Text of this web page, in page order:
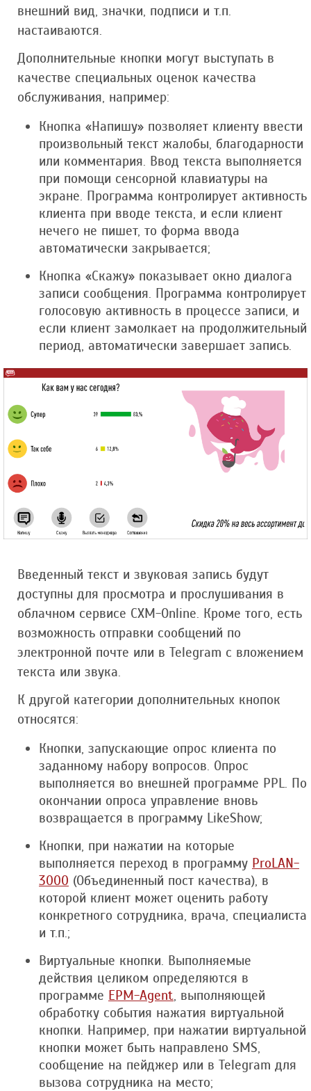
внешний вид, значки, подписи и т.п.
настаиваются.
Дополнительные кнопки могут выступать в
качестве специальных оценок качества
обслуживания, например:
Кнопка «Напишу» позволяет клиенту ввести
произвольный текст жалобы, благодарности
или комментария. Ввод текста выполняется
при помощи сенсорной клавиатуры на
экране. Программа контролирует активность
клиента при вводе текста, и если клиент
нечего не пишет, то форма ввода
автоматически закрывается;
Кнопка «Скажу» показывает окно диалога
записи сообщения. Программа контролирует
голосовую активность в процессе записи, и
если клиент замолкает на продолжительный
период, автоматически завершает запись.
Введенный текст и звуковая запись будут
доступны для просмотра и прослушивания в
облачном сервисе CXM-Online. Кроме того, есть
возможность отправки сообщений по
электронной почте или в Telegram c вложением
текста или звука.
К другой категории дополнительных кнопок
относятся:
Кнопки, запускающие опрос клиента по
заданному набору вопросов. Опрос
выполняется во внешней программе PPL. По
окончании опроса управление вновь
возвращается в программу LikeShow;
Кнопки, при нажатии на которые
выполняется переход в программу ProLAN-
3000 (Объединенный пост качества), в
которой клиент может оценить работу
конкретного сотрудника, врача, специалиста
и т.п.;
Виртуальные кнопки. Выполняемые
действия целиком определяются в
программе EPM-Agent, выполняющей
обработку события нажатия виртуальной
кнопки. Например, при нажатии виртуальной
кнопки может быть направлено SMS,
сообщение на пейджер или в Telegram для
вызова сотрудника на место;